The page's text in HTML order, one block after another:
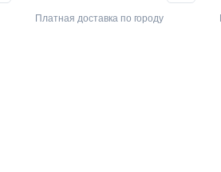
Платная доставка по городу